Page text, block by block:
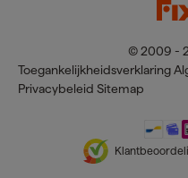
© 2009 -
Toegankelijkheidsverklaring
Privacybeleid Sitemap